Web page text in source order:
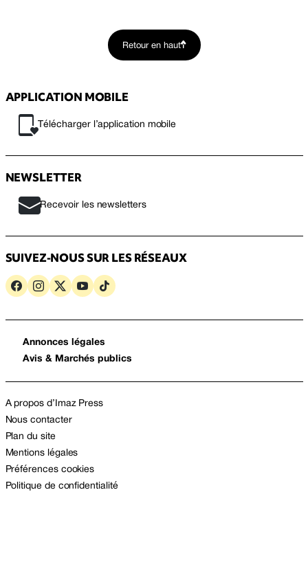
Retour en haut
APPLICATION MOBILE
Télécharger l’application mobile
NEWSLETTER
Recevoir les newsletters
SUIVEZ-NOUS SUR LES RÉSEAUX
Annonces légales
Avis & Marchés publics
A propos d’Imaz Press
Nous contacter
Plan du site
Mentions légales
Préférences cookies
Politique de confidentialité